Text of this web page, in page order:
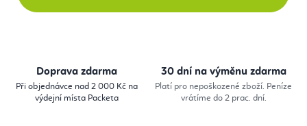
Doprava zdarma
Při objednávce nad 2 000 Kč na
výdejní místa Packeta
30 dní na výměnu zdarma
Platí pro nepoškozené zboží. Peníze
vrátíme do 2 prac. dní.